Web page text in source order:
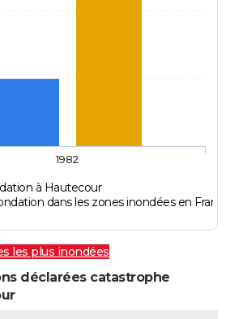
à Hautecour
dans les zones inondées en
1982
les plus inondées
déclarées catastrophe